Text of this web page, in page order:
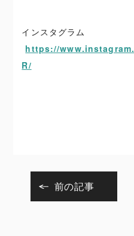
インスタグラム
https://
R/
前の記事